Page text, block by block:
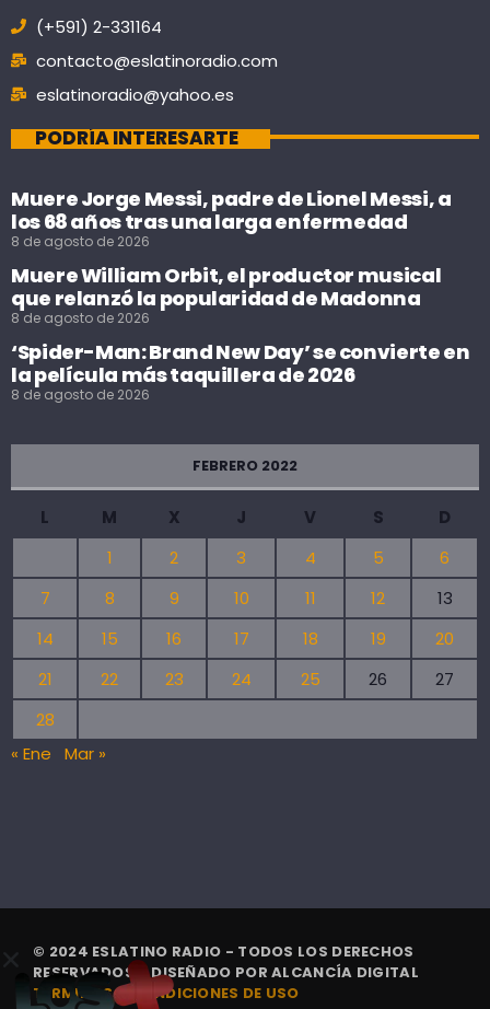
(+591) 2-331164
contacto@eslatinoradio.com
eslatinoradio@yahoo.es
PODRÍA INTERESARTE
Muere Jorge Messi, padre de Lionel Messi, a
los 68 años tras una larga enfermedad
8 de agosto de 2026
Muere William Orbit, el productor musical
que relanzó la popularidad de Madonna
8 de agosto de 2026
‘Spider-Man: Brand New Day’ se convierte en
la película más taquillera de 2026
8 de agosto de 2026
FEBRERO 2022
L M X J V S
D
1
2 3 4 5
6
7
8 9 10 11 12
13
14
15 16 17 18 19
20
21
22 23 24 25 26
27
28
« Ene
Mar »
© 2024 ESLATINO RADIO - TODOS LOS DERECHOS
RESERVADOS. | DISEÑADO PORALCANCÍA DIGITAL
TÉRMINOS Y CONDICIONES DE USO